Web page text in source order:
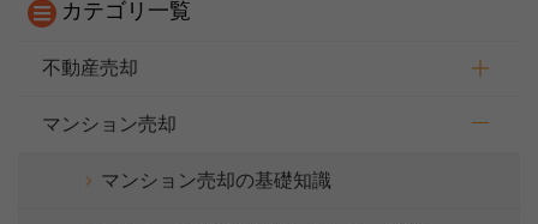
カテゴリ一覧
不動産売却
マンション売却
マンション売却の基礎知識